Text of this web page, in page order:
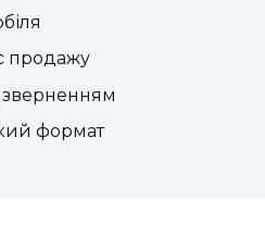
продажу
формат